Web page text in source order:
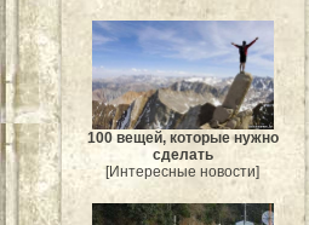
100 вещей, которые нужно
сделать
[Интересные новости]